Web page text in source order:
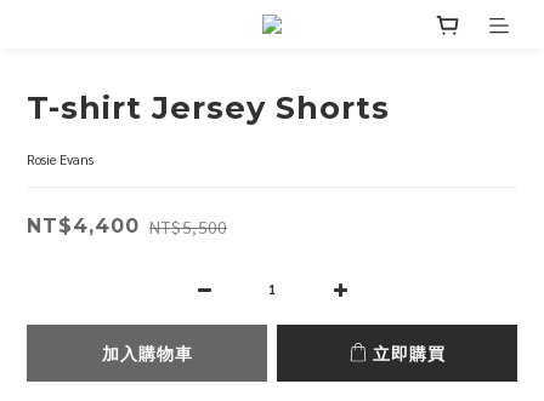
T-shirt Jersey Shorts
Rosie Evans
NT$4,400 NT$5,500
加入購物車 立即購買